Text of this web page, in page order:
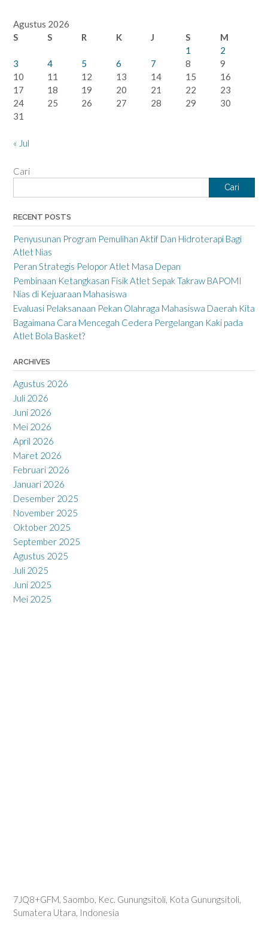
Agustus 2026
S
S R K J S
M
1
2
3
4 5 6 7 8
9
10
11 12 13 14 15
16
17
18 19 20 21 22
23
24
25 26 27 28 29
30
31
« Jul
Cari
Cari
RECENT POSTS
Penyusunan Program Pemulihan Aktif Dan Hidroterapi Bagi
Atlet Nias
Peran Strategis Pelopor Atlet Masa Depan
Pembinaan Ketangkasan Fisik Atlet Sepak Takraw BAPOMI
Nias di Kejuaraan Mahasiswa
Evaluasi Pelaksanaan Pekan Olahraga Mahasiswa Daerah Kita
Bagaimana Cara Mencegah Cedera Pergelangan Kaki pada
Atlet Bola Basket?
ARCHIVES
Agustus 2026
Juli 2026
Juni 2026
Mei 2026
April 2026
Maret 2026
Februari 2026
Januari 2026
Desember 2025
November 2025
Oktober 2025
September 2025
Agustus 2025
Juli 2025
Juni 2025
Mei 2025
7JQ8+GFM, Saombo, Kec. Gunungsitoli, Kota Gunungsitoli,
Sumatera Utara, Indonesia